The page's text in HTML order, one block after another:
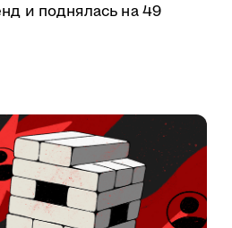
и поднялась на 49